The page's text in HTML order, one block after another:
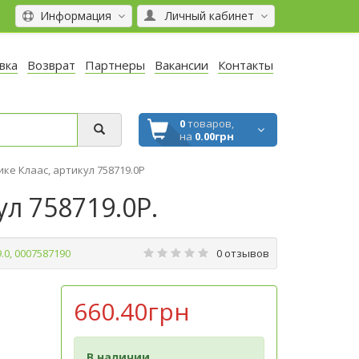
Личный кабинет
Информация
Возврат Партнеры Вакансии Контакты
0товаров,
на 0.00грн
Клаас, артикул 758719.0P
758719.0P.
0007587190 0 отзывов
660.40грн